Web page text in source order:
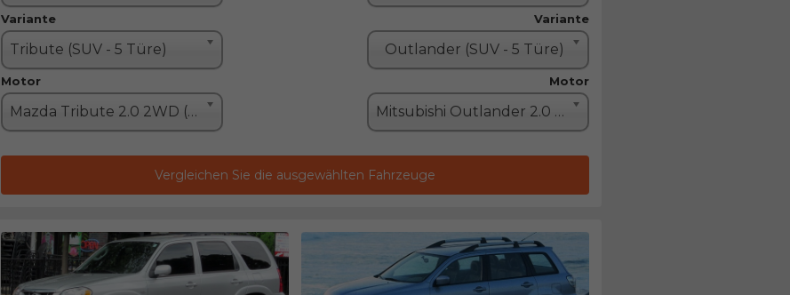
Variante
Tribute (SUV - 5 Türe)
Motor
Mazda Tribute 2.0 2WD (130PS)
Variante
Outlander (SUV - 5 Türe)
Motor
Mitsubishi Outlander 2.0 2WD (136PS)
Vergleichen Sie die ausgewählten Fahrzeuge